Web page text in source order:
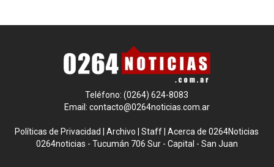
Teléfono: (0264) 624-8083
Email: contacto@0264noticias.com.ar
Políticas de Privacidad |Archivo |Staff |Acerca de 0264Noticias
0264noticias - Tucumán 706 Sur - Capital - San Juan